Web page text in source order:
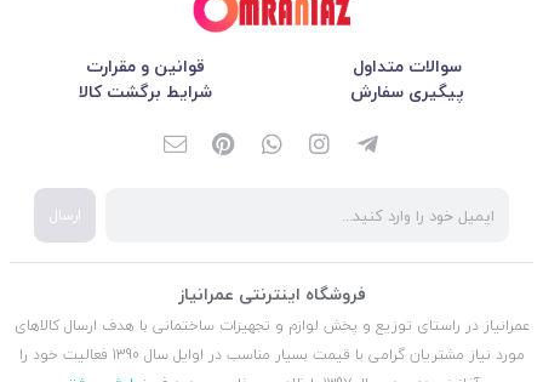
سوالات متداول
قوانین و مقرارت
پیگیری سفارش
شرایط برگشت کالا
ارسال
فروشگاه اینترنتی عمرانیاز
عمرانیاز در راستای توزیع و پخش لوازم و تجهیزات ساختمانی با هدف ارسال کالاهای
مورد نیاز مشتریان گرامی با قیمت بسیار مناسب در اوایل سال 1390 فعالیت خود را